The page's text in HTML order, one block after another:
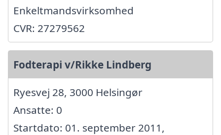
Enkeltmandsvirksomhed
CVR: 27279562
Fodterapi v/Rikke Lindberg
Ryesvej 28, 3000 Helsingør
Ansatte: 0
Startdato: 01. september 2011,